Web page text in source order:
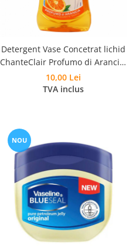
Detergent Vase Concetrat lichid
ChanteClair Profumo di Arancia,
500ml
10,00 Lei
TVA inclus
NOU